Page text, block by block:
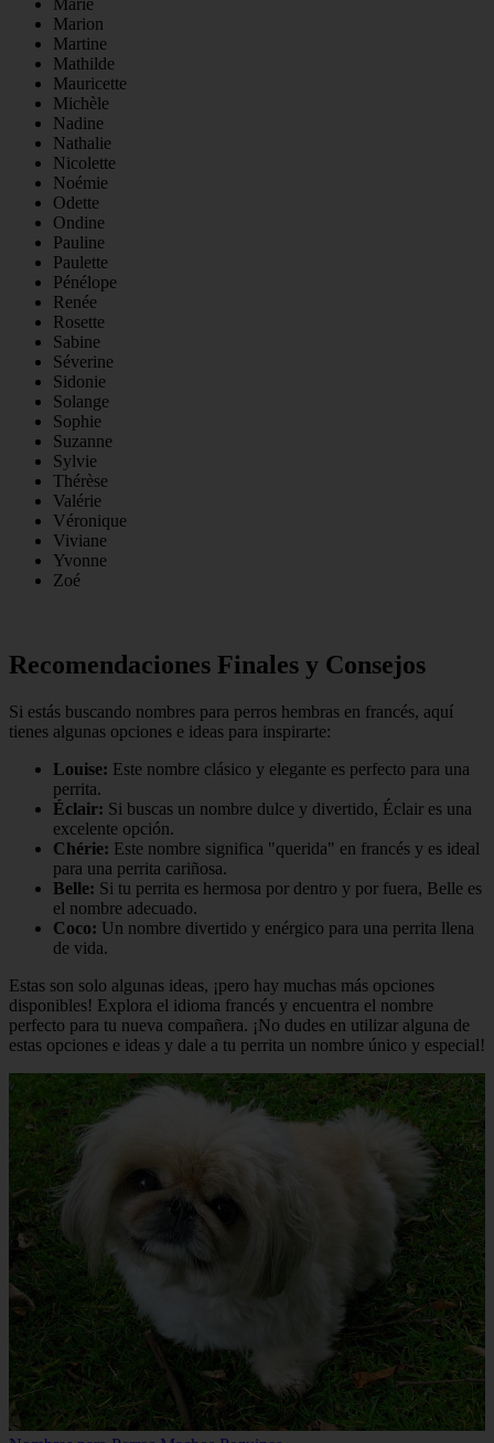
Marie
Marion
Martine
Mathilde
Mauricette
Michèle
Nadine
Nathalie
Nicolette
Noémie
Odette
Ondine
Pauline
Paulette
Pénélope
Renée
Rosette
Sabine
Séverine
Sidonie
Solange
Sophie
Suzanne
Sylvie
Thérèse
Valérie
Véronique
Viviane
Yvonne
Zoé
Recomendaciones Finales y Consejos
Si estás buscando nombres para perros hembras en francés, aquí
tienes algunas opciones e ideas para inspirarte:
Louise: Este nombre clásico y elegante es perfecto para una
perrita.
Éclair: Si buscas un nombre dulce y divertido, Éclair es una
excelente opción.
Chérie: Este nombre significa "querida" en francés y es ideal
para una perrita cariñosa.
Belle: Si tu perrita es hermosa por dentro y por fuera, Belle es
el nombre adecuado.
Coco: Un nombre divertido y enérgico para una perrita llena
de vida.
Estas son solo algunas ideas, ¡pero hay muchas más opciones
disponibles! Explora el idioma francés y encuentra el nombre
perfecto para tu nueva compañera. ¡No dudes en utilizar alguna de
estas opciones e ideas y dale a tu perrita un nombre único y especial!